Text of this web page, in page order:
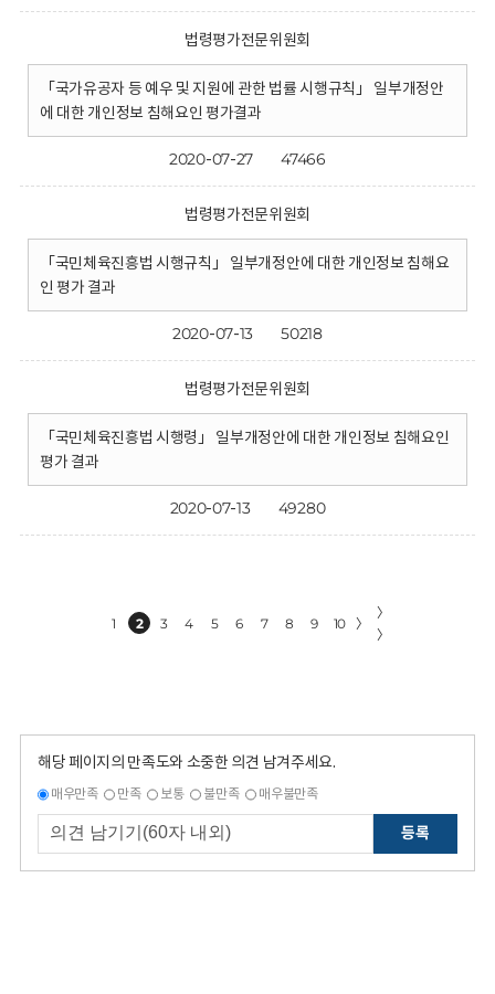
법령평가전문위원회
「국가유공자 등 예우 및 지원에 관한 법률 시행규칙」 일부개정안
에 대한 개인정보 침해요인 평가결과
2020-07-27 47466
법령평가전문위원회
「국민체육진흥법 시행규칙」 일부개정안에 대한 개인정보 침해요
인 평가 결과
2020-07-13 50218
법령평가전문위원회
「국민체육진흥법 시행령」 일부개정안에 대한 개인정보 침해요인
평가 결과
2020-07-13 49280
1 2 3 4 5 6 7 8 9 10 〉
〉
〉
해당 페이지의 만족도와 소중한 의견 남겨주세요.
매우만족 만족 보통 불만족 매우불만족
등록